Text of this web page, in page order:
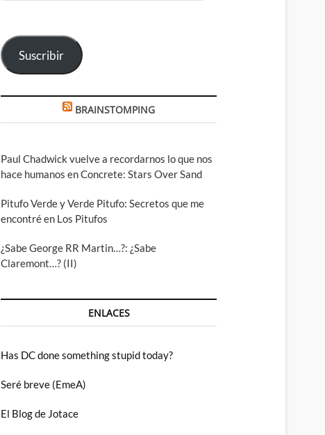
Suscribir
BRAINSTOMPING
Paul Chadwick vuelve a recordarnos lo que nos
hace humanos en Concrete: Stars Over Sand
Pitufo Verde y Verde Pitufo: Secretos que me
encontré en Los Pitufos
¿Sabe George RR Martin…?: ¿Sabe
Claremont…? (II)
ENLACES
Has DC done something stupid today?
Seré breve (EmeA)
El Blog de Jotace